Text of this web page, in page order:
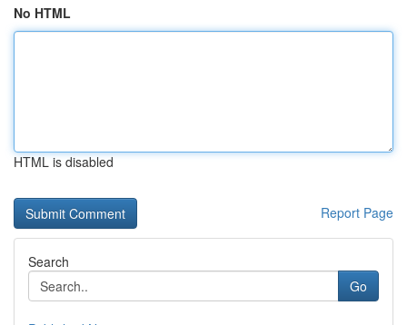
No HTML
HTML is disabled
Report Page
Search
Go